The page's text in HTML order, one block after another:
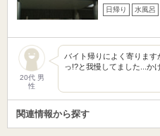
日帰り 水風呂
20代 男
性
バイト帰りによく寄りま
っ!?と我慢してました...か
関連情報から探す